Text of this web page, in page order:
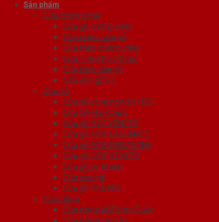
Sản phẩm
Cửa chống cháy
Cửa gỗ chống cháy
Cửa nhôm vân gỗ
Cửa thép chống cháy
Cửa Thép Hàn Quốc
Cửa thép vân gỗ
Cửa vân gỗ 5D
Cửa gỗ
Cửa gỗ công nghiệp HDF
Cửa Gỗ Hàn Quốc
Cửa gỗ HDF VENEER
Cửa gỗ MDF LAMINATE
Cửa gỗ MDF MELAMINE
Cửa gỗ MDF VENEER
Cửa gỗ tự nhiên
Cửa vòm gỗ
Cửa gỗ nhà tắm
Cửa nhựa
Cửa nhựa ABS Hàn Quốc
Cửa nhựa cao cấp